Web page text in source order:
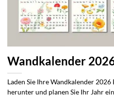
Wandkalender
Laden Sie Ihre Wandkalender
herunter und planen Sie Ihr Jahr